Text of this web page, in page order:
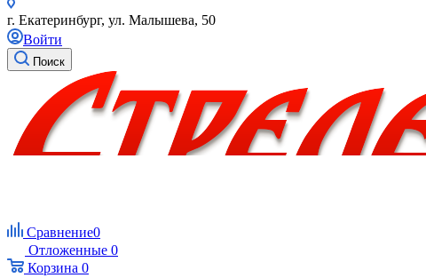
г. Екатеринбург, ул. Малышева, 50
Войти
Поиск
Сравнение0
Отложенные 0
Корзина 0